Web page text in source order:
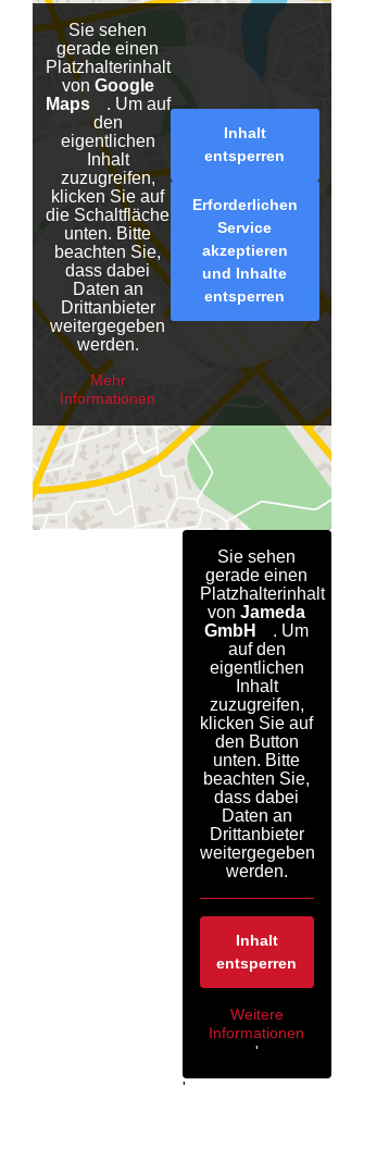
Sie sehen
gerade einen
Platzhalterinhalt
von Google
Maps
. Um auf
den
eigentlichen
Inhalt
zuzugreifen,
klicken Sie auf
die Schaltfläche
unten. Bitte
beachten Sie,
dass dabei
Daten an
Drittanbieter
weitergegeben
werden.
Mehr
Informationen
Inhalt
entsperren
Erforderlichen
Service
akzeptieren
und Inhalte
entsperren
Sie sehen
gerade einen
Platzhalterinhalt
vonJameda
GmbH
. Um
auf den
eigentlichen
Inhalt
zuzugreifen,
klicken Sie auf
den Button
unten. Bitte
beachten Sie,
dass dabei
Daten an
Drittanbieter
weitergegeben
werden.
Inhalt
entsperren
Weitere
Informationen
'
'